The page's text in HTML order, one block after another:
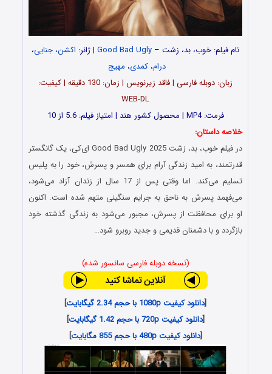
نام فیلم: خوب، بد، زشت – Good Bad Ugly | ژانر: اکشن، جنایی،
درام،کمدی، مهیج
زبان: دوبله فارسی | فاقد زیرنویس | زمان: 130 دقیقه | کیفیت:
WEB-DL
فرمت: MP4 | محصول کشور هند | امتیاز فیلم: 5.6 از 10
خلاصه داستان:
در فیلم خوب، بد، زشت Good Bad Ugly 2025 ای‌کی، یک گانگستر
قدرتمند، به امید زندگی آرام برای همسر و پسرش، خود را به پلیس
تسلیم می‌کند. اما وقتی پس از 17 سال از زندان آزاد می‌شود،
می‌فهمد پسرش به ناحق به جرایم سنگینی متهم شده است. اکنون
او برای محافظت از پسرش، مجبور می‌شود به زندگی گذشته‌ خود
بازگردد و با دشمنان قدیمی و جدید روبرو شود…
(نسخه دوبله فارسی سانسور شده)
[دانلود کیفیت 1080p با حجم 2.34 گیگابایت
]
[دانلود کیفیت 720p با حجم 1.42 گیگابایت
]
[دانلود کیفیت 480p با حجم 855 مگابایت ]